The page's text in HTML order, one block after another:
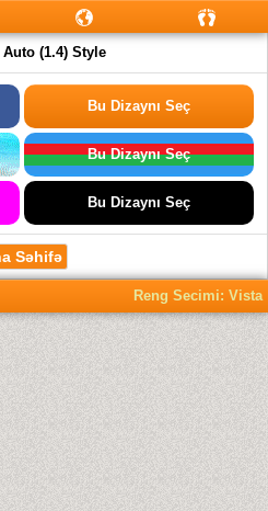
(1.4) Style
Bu Dizaynı Seç
Bu Dizaynı Seç
Bu Dizaynı Seç
Səhifə
Reng Secimi: Vista